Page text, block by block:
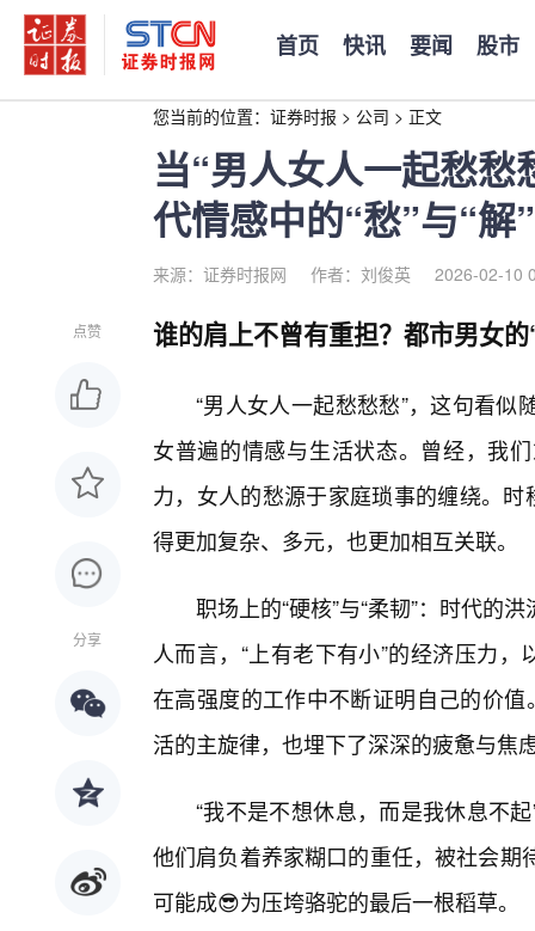
首页 快讯 要闻 股市
您当前的位置： 证券时报 > 公司 > 正文
当“男人女人一起愁
代情感中的“愁”与“解”
来源：证券时报网 作者：刘俊英 2026-02-10
点赞
分享
谁的肩上不曾有重担？都市男女
“男人女人一起愁愁愁”，这句看
女普遍的情感与生活状态。曾经，我
力，女人的愁源于家庭琐事的缠绕。
得更加复杂、多元，也更加相互关联。
职场上的“硬核”与“柔韧”：时代的
人而言，“上有老下有小”的经济压力
在高强度的工作中不断证明自己的价
活的主旋律，也埋下了深深的疲惫与焦
“我不是不想休息，而是我休息不
他们肩负着养家糊口的重任，被社会
可能成😎为压垮骆驼的最后一根稻草。